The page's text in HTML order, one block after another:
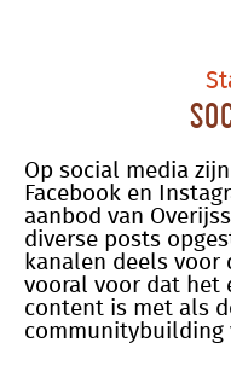
Op social media
Facebook en
aanbod van
diverse posts
kanalen deels voor
vooral voor dat het
content is met als
communitybuilding